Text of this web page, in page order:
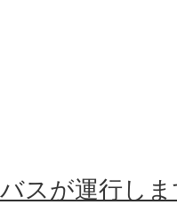
スが運行し